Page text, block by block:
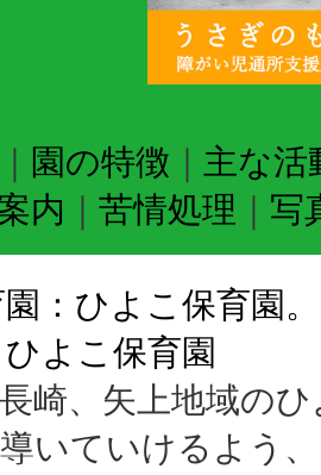
｜ 園の特徴 ｜ 主な活
内 ｜ 苦情処理 ｜ 写
：ひよこ保育園
ひよこ保育園
崎、矢上地域の
いていけるよう